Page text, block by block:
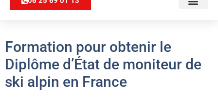
Formation pour obtenir le
Diplôme d’État de moniteur de
ski alpin en France